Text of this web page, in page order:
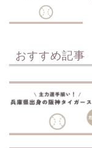
おすすめ記事